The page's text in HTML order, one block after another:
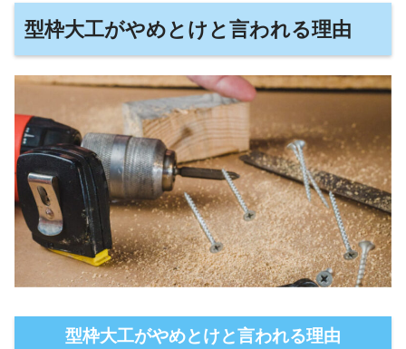
型枠大工がやめとけと言われる理由
型枠大工がやめとけと言われる理由